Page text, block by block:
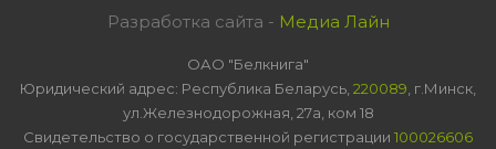
Разработка сайта - Медиа Лайн
ОАО "Белкнига"
Юридический адрес: Республика Беларусь, 220089 , г.Минск,
ул.Железнодорожная, 27а, ком 18
Свидетельство о государственной регистрации 100026606